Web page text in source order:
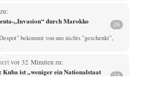
„Invasion“ durch Marokko
26
bekommt von uns nichts "geschenkt",
vor 32 Minuten zu:
ist „weniger ein Nationalstaat
23